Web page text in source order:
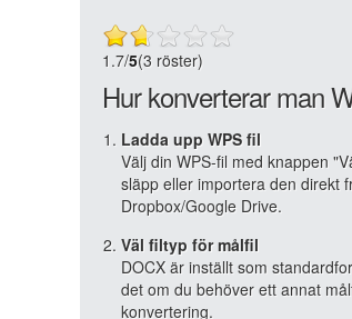
1.7/5(3 röster)
Hur konverterar man
Ladda upp WPS fil
Välj din WPS-fil med knappen
släpp eller importera den direkt
Dropbox/Google Drive.
Väl filtyp för målfil
DOCX är inställt som
det om du behöver ett annat
konvertering.